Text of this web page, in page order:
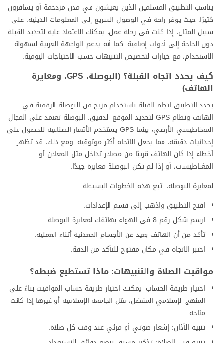
يناسب التطبيق المسلمين الذين يعيشون في مدن مزدحمة أو يسافرون
كثيرًا، حيث يوفر راحة في الوصول السريع إلى المعلومات الدينية. على
سبيل المثال، إذا كنت في رحلة عمل، يمكنك الاعتماد عليه لتحديد القبلة
دون الحاجة إلى أدوات إضافية. كما أنه يدعم الواجهة العربية لسهولة
الاستخدام، مع خيارات لتخصيص التنبيهات حسب الاحتياجات اليومية.
كيف يحدد اتجاه القبلة؟ (البوصلة، GPS، ومعايرة
الهاتف)
يحدد التطبيق اتجاه القبلة باستخدام مزيج من البوصلة الرقمية في
الهاتف ونظام GPS لتحديد الموقع الدقيق. البوصلة تعتمد على المجال
المغناطيسي الأرضي، بينما GPS يستخدم الأقمار الصناعية للحصول على
إحداثيات دقيقة، مما يجعل الاتجاه أكثر موثوقية. ومع ذلك، قد تظهر
أخطاء إذا كان الهاتف قريبًا من مصادر تداخل مثل المعادن أو
المغناطيسات، أو إذا لم تكن البوصلة معايرة جيدًا.
لمعايرة البوصلة، اتبع هذه الخطوات البسيطة:
افتح التطبيق واذهب إلى قسم الإعدادات.
ارسم شكل رقم 8 في الهواء بهاتفك لمعايرة البوصلة.
تأكد من أن الهاتف بعيد عن الأجسام المعدنية أثناء العملية.
اختبر الاتجاه في مكان مفتوح للتأكد من الدقة.
مواقيت الصلاة والتنبيهات: ماذا تستطيع ضبطه؟
اختيار طريقة الحساب: يمكنك اختيار طريقة حساب المواقيت بناءً على
المنهج الإسلامي المفضل، مثل الجامعة الإسلامية أو غيرها إذا كانت
متاحة.
تنبيه الأذان: إشعار صوتي أو مرئي عند وقت كل صلاة.